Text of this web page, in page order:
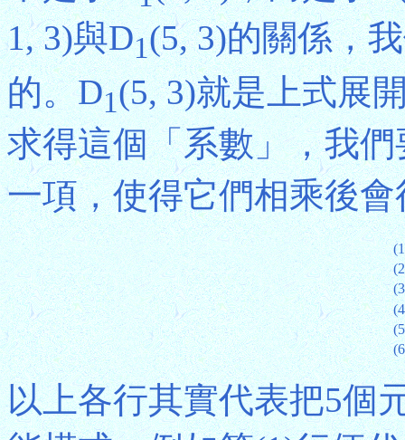
1, 3)與D1(5, 3)的關係，
的。D1(5, 3)就是上式展
求得這個「系數」，我
一項，使得它們相乘後會
以上各行其實代表把5個